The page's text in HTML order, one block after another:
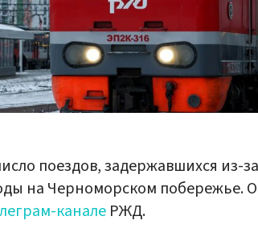
поездов, задержавшихся из-за
на Черноморском побережье.
канале РЖД.